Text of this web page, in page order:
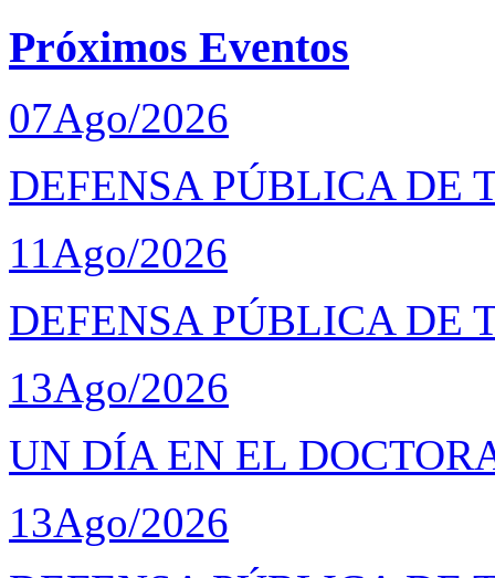
Próximos Eventos
07Ago/2026
DEFENSA PÚBLICA DE
11Ago/2026
DEFENSA PÚBLICA DE
13Ago/2026
UN DÍA EN EL
13Ago/2026